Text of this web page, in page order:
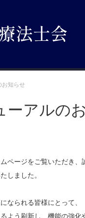
お知らせ
ーアルの
ページをご覧いただき、
しました。
なられる皆様にとって、
よう刷新し、機能の強化